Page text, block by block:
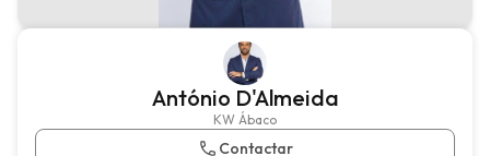
António D'Almeida
KW Ábaco
Contactar